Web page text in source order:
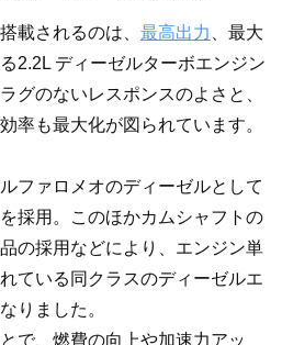
載されるのは、 最高出力
、最大
2.2L ディーゼルターボエンジン
グのないレスポンスのよさと、
率も最大化が図られています。
ファロメオのディーゼルとして
採用。このほかカムシャフトの
の採用などにより、エンジン単
ている同クラスのディーゼルエ
りました。
で、燃費の向上や加速力アッ